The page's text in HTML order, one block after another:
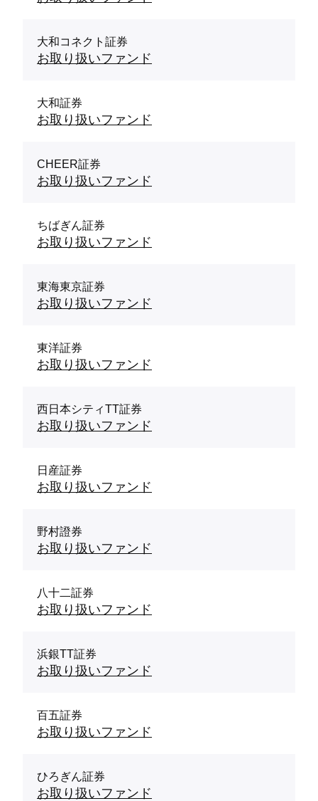
大和コネクト証券
お取り扱いファンド
大和証券
お取り扱いファンド
CHEER証券
お取り扱いファンド
ちばぎん証券
お取り扱いファンド
東海東京証券
お取り扱いファンド
東洋証券
お取り扱いファンド
西日本シティTT証券
お取り扱いファンド
日産証券
お取り扱いファンド
野村證券
お取り扱いファンド
八十二証券
お取り扱いファンド
浜銀TT証券
お取り扱いファンド
百五証券
お取り扱いファンド
ひろぎん証券
お取り扱いファンド